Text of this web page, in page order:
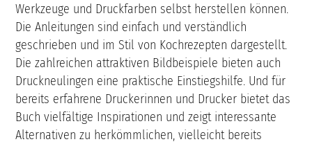
Werkzeuge und Druckfarben selbst herstellen können.
Die Anleitungen sind einfach und verständlich
geschrieben und im Stil von Kochrezepten dargestellt.
Die zahlreichen attraktiven Bildbeispiele bieten auch
Druckneulingen eine praktische Einstiegshilfe. Und für
bereits erfahrene Druckerinnen und Drucker bietet das
Buch vielfältige Inspirationen und zeigt interessante
Alternativen zu herkömmlichen, vielleicht bereits